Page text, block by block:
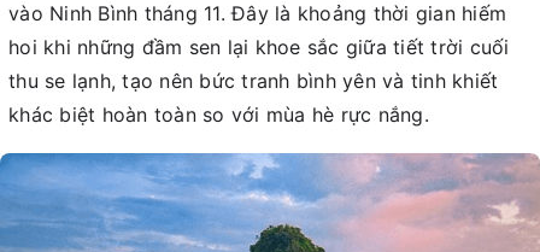
vào Ninh Bình tháng 11. Đây là khoảng thời gian hiếm
hoi khi những đầm sen lại khoe sắc giữa tiết trời cuối
thu se lạnh, tạo nên bức tranh bình yên và tinh khiết
khác biệt hoàn toàn so với mùa hè rực nắng.